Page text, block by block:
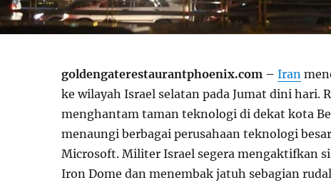
goldengaterestaurantphoenix.com – Iran
ke wilayah Israel selatan pada Jumat dini hari.
menghantam taman teknologi di dekat kota
menaungi berbagai perusahaan teknologi
Microsoft. Militer Israel segera mengaktifkan
Iron Dome dan menembak jatuh sebagian